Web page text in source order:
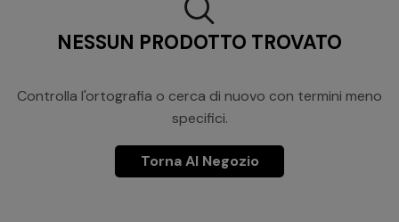
NESSUN PRODOTTO TROVATO
Controlla l'ortografia o cerca di nuovo con termini meno
specifici.
Torna Al Negozio